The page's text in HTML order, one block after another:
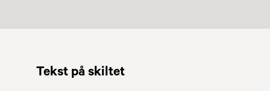
Tekst på skiltet